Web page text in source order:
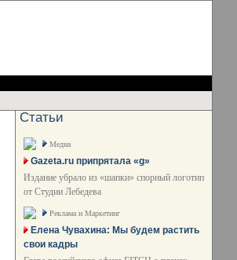
Статьи
Медиа
Gazeta.ru припрятала «g»
Издание убрало из «шапки» спорный логотип
от Студии Лебедева
Реклама и Маркетинг
Елена Чувахина: Мы будем растить
свои кадры